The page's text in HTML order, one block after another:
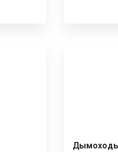
Дымоходы